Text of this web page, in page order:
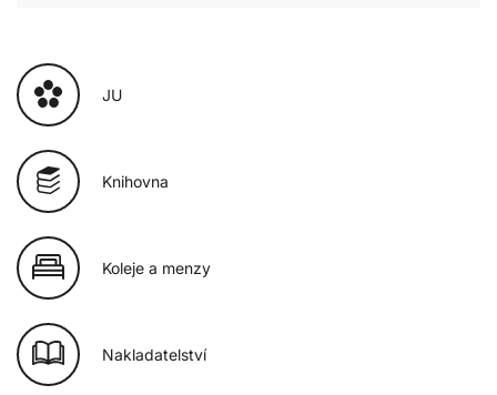
JU
Knihovna
Koleje a menzy
Nakladatelství